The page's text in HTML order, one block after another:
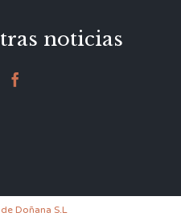
noticias

Doñana S.L